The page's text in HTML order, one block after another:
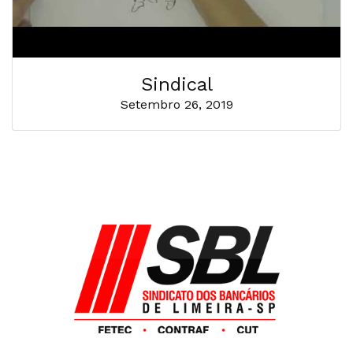
Sindical
Setembro 26, 2019